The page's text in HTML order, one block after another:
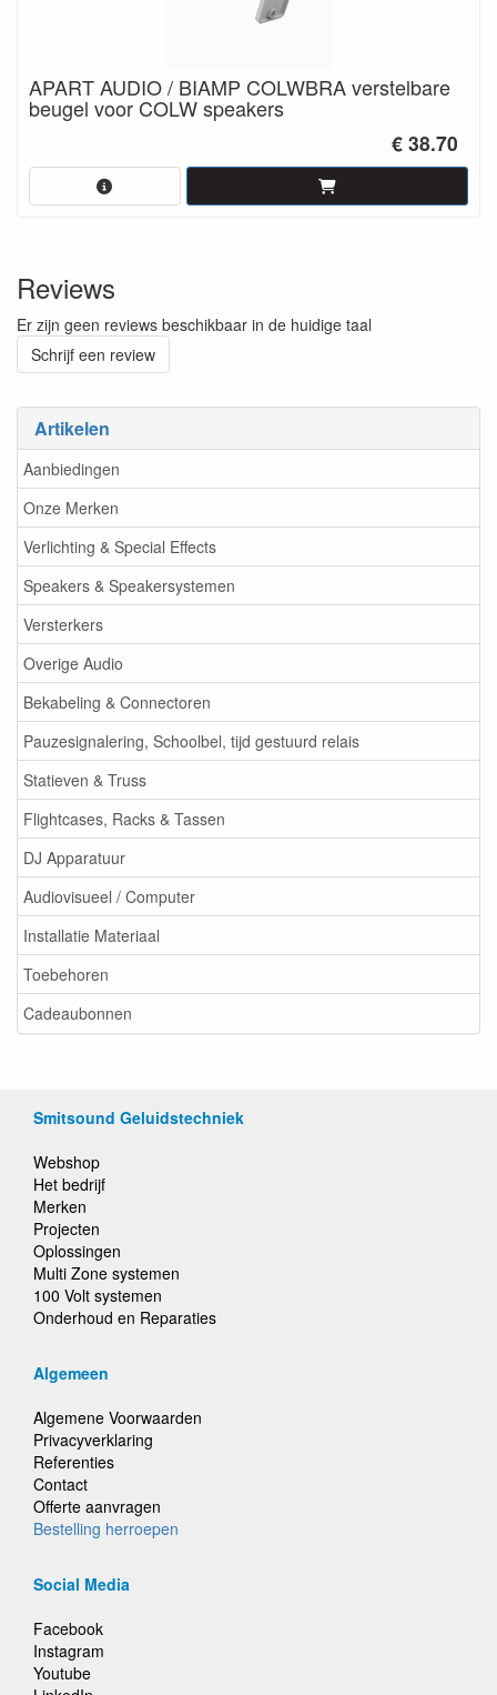
Artikelen
Aanbiedingen
Onze Merken
Verlichting & Special Effects
Speakers & Speakersystemen
Versterkers
Overige Audio
Bekabeling & Connectoren
Pauzesignalering, Schoolbel, tijd gestuurd relais
Statieven & Truss
Flightcases, Racks & Tassen
DJ Apparatuur
Audiovisueel / Computer
Installatie Materiaal
Toebehoren
Cadeaubonnen
APART AUDIO / BIAMP COLWBRA verstelbare
beugel voor COLW speakers
€ 38.70
Reviews
Er zijn geen reviews beschikbaar in de huidige taal
Schrijf een review
Smitsound Geluidstechniek
Webshop
Het bedrijf
Merken
Projecten
Oplossingen
Multi Zone systemen
100 Volt systemen
Onderhoud en Reparaties
Algemeen
Algemene Voorwaarden
Privacyverklaring
Referenties
Contact
Offerte aanvragen
Bestelling herroepen
Social Media
Facebook
Instagram
Youtube